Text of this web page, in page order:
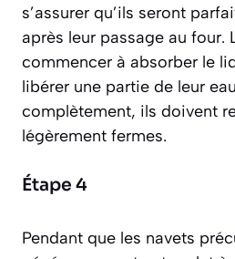
s’assurer qu’ils seront
après leur passage au four.
commencer à absorber le
libérer une partie de leur
complètement, ils doivent
légèrement fermes.
Étape 4
Pendant que les navets